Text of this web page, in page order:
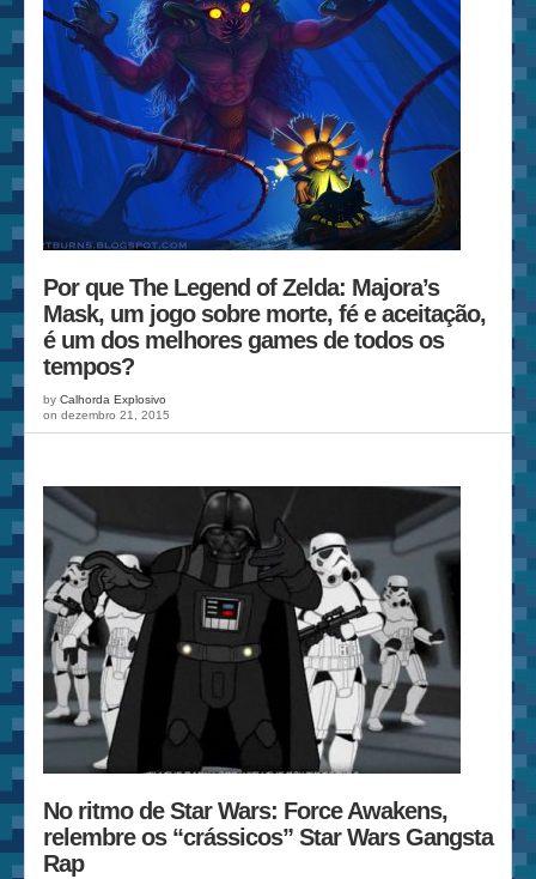
Por que The Legend of Zelda: Majora’s
Mask, um jogo sobre morte, fé e aceitação,
é um dos melhores games de todos os
tempos?
by Calhorda Explosivo
on dezembro 21, 2015
No ritmo de Star Wars: Force Awakens,
relembre os “crássicos” Star Wars Gangsta
Rap